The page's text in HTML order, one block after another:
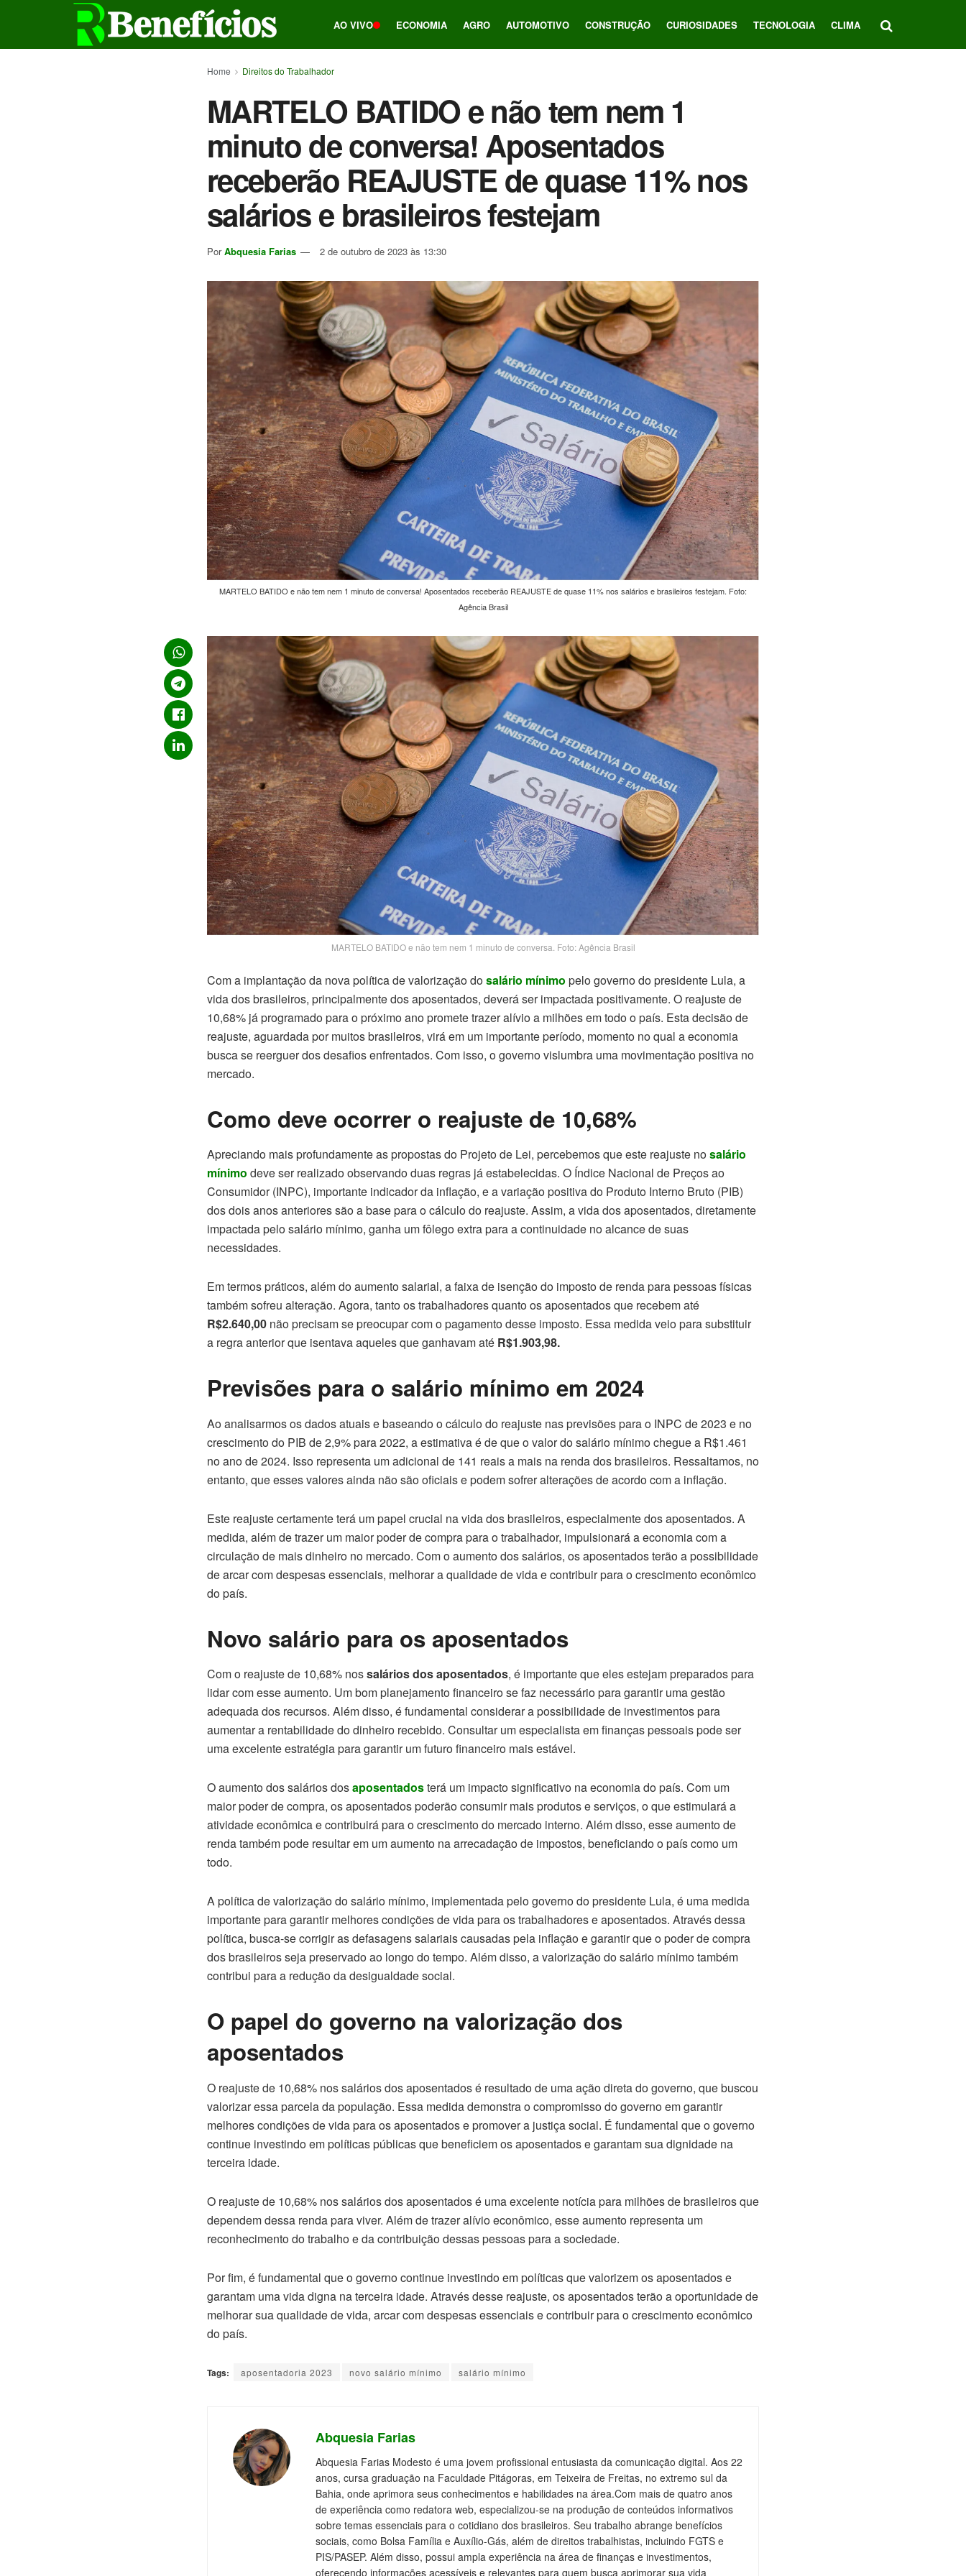
AO VIVO ECONOMIA AGRO AUTOMOTIVO CONSTRUÇÃO CURIOSIDADES TECNOLOGIA CLIMA
Home Direitos do Trabalhador
MARTELO BATIDO e não tem nem 1
minuto de conversa! Aposentados
receberão REAJUSTE de quase 11% nos
salários e brasileiros festejam
Por Abquesia Farias 2 de outubro de 2023 às 13:30
MARTELO BATIDO e não tem nem 1 minuto de conversa! Aposentados receberão REAJUSTE de quase 11% nos salários e brasileiros festejam. Foto:
Agência Brasil
MARTELO BATIDO e não tem nem 1 minuto de conversa. Foto: Agência Brasil
Com a implantação da nova política de valorização dosalário mínimo pelo governo do presidente Lula, a
vida dos brasileiros, principalmente dos aposentados, deverá ser impactada positivamente. O reajuste de
10,68% já programado para o próximo ano promete trazer alívio a milhões em todo o país. Esta decisão de
reajuste, aguardada por muitos brasileiros, virá em um importante período, momento no qual a economia
busca se reerguer dos desafios enfrentados. Com isso, o governo vislumbra uma movimentação positiva no
mercado.
Como deve ocorrer o reajuste de 10,68%
Apreciando mais profundamente as propostas do Projeto de Lei, percebemos que este reajuste nosalário
mínimo deve ser realizado observando duas regras já estabelecidas. O Índice Nacional de Preços ao
Consumidor (INPC), importante indicador da inflação, e a variação positiva do Produto Interno Bruto (PIB)
dos dois anos anteriores são a base para o cálculo do reajuste. Assim, a vida dos aposentados, diretamente
impactada pelo salário mínimo, ganha um fôlego extra para a continuidade no alcance de suas
necessidades.
Em termos práticos, além do aumento salarial, a faixa de isenção do imposto de renda para pessoas físicas
também sofreu alteração. Agora, tanto os trabalhadores quanto os aposentados que recebem até
R$2.640,00 não precisam se preocupar com o pagamento desse imposto. Essa medida veio para substituir
a regra anterior que isentava aqueles que ganhavam até R$1.903,98.
Previsões para o salário mínimo em 2024
Ao analisarmos os dados atuais e baseando o cálculo do reajuste nas previsões para o INPC de 2023 e no
crescimento do PIB de 2,9% para 2022, a estimativa é de que o valor do salário mínimo chegue a R$1.461
no ano de 2024. Isso representa um adicional de 141 reais a mais na renda dos brasileiros. Ressaltamos, no
entanto, que esses valores ainda não são oficiais e podem sofrer alterações de acordo com a inflação.
Este reajuste certamente terá um papel crucial na vida dos brasileiros, especialmente dos aposentados. A
medida, além de trazer um maior poder de compra para o trabalhador, impulsionará a economia com a
circulação de mais dinheiro no mercado. Com o aumento dos salários, os aposentados terão a possibilidade
de arcar com despesas essenciais, melhorar a qualidade de vida e contribuir para o crescimento econômico
do país.
Novo salário para os aposentados
Com o reajuste de 10,68% nossalários dos aposentados, é importante que eles estejam preparados para
lidar com esse aumento. Um bom planejamento financeiro se faz necessário para garantir uma gestão
adequada dos recursos. Além disso, é fundamental considerar a possibilidade de investimentos para
aumentar a rentabilidade do dinheiro recebido. Consultar um especialista em finanças pessoais pode ser
uma excelente estratégia para garantir um futuro financeiro mais estável.
O aumento dos salários dosaposentadosterá um impacto significativo na economia do país. Com um
maior poder de compra, os aposentados poderão consumir mais produtos e serviços, o que estimulará a
atividade econômica e contribuirá para o crescimento do mercado interno. Além disso, esse aumento de
renda também pode resultar em um aumento na arrecadação de impostos, beneficiando o país como um
todo.
A política de valorização do salário mínimo, implementada pelo governo do presidente Lula, é uma medida
importante para garantir melhores condições de vida para os trabalhadores e aposentados. Através dessa
política, busca-se corrigir as defasagens salariais causadas pela inflação e garantir que o poder de compra
dos brasileiros seja preservado ao longo do tempo. Além disso, a valorização do salário mínimo também
contribui para a redução da desigualdade social.
O papel do governo na valorização dos
aposentados
O reajuste de 10,68% nos salários dos aposentados é resultado de uma ação direta do governo, que buscou
valorizar essa parcela da população. Essa medida demonstra o compromisso do governo em garantir
melhores condições de vida para os aposentados e promover a justiça social. É fundamental que o governo
continue investindo em políticas públicas que beneficiem os aposentados e garantam sua dignidade na
terceira idade.
O reajuste de 10,68% nos salários dos aposentados é uma excelente notícia para milhões de brasileiros que
dependem dessa renda para viver. Além de trazer alívio econômico, esse aumento representa um
reconhecimento do trabalho e da contribuição dessas pessoas para a sociedade.
Por fim, é fundamental que o governo continue investindo em políticas que valorizem os aposentados e
garantam uma vida digna na terceira idade. Através desse reajuste, os aposentados terão a oportunidade de
melhorar sua qualidade de vida, arcar com despesas essenciais e contribuir para o crescimento econômico
do país.
Tags: aposentadoria 2023 novo salário mínimo salário mínimo
Abquesia Farias
Abquesia Farias Modesto é uma jovem profissional entusiasta da comunicação digital. Aos 22
anos, cursa graduação na Faculdade Pitágoras, em Teixeira de Freitas, no extremo sul da
Bahia, onde aprimora seus conhecimentos e habilidades na área.Com mais de quatro anos
de experiência como redatora web, especializou-se na produção de conteúdos informativos
sobre temas essenciais para o cotidiano dos brasileiros. Seu trabalho abrange benefícios
sociais, como Bolsa Família e Auxílio-Gás, além de direitos trabalhistas, incluindo FGTS e
PIS/PASEP. Além disso, possui ampla experiência na área de finanças e investimentos,
oferecendo informações acessíveis e relevantes para quem busca aprimorar sua vida